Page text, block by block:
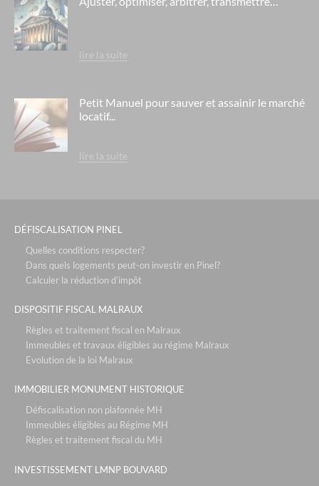
lire la suite
Petit Manuel pour sauver et assainir le marché
locatif...
lire la suite
DÉFISCALISATION PINEL
Quelles conditions respecter?
Dans quels logements peut-on investir en Pinel?
Calculer la réduction d’impôt
DISPOSITIF FISCAL MALRAUX
Règles et traitement fiscal en Malraux
Immeubles et travaux éligibles au régime Malraux
Evolution de la loi Malraux
IMMOBILIER MONUMENT HISTORIQUE
Défiscalisation non plafonnée MH
Immeubles éligibles au Régime MH
Règles et traitement fiscal du MH
INVESTISSEMENT LMNP BOUVARD